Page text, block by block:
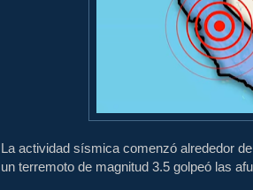
La actividad sísmica comenzó alrededor
un terremoto de magnitud 3.5 golpeó las